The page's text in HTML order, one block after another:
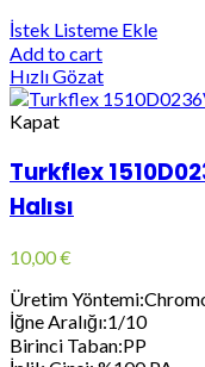
İstek Listeme Ekle
Add to cart
Hızlı Gözat
Kapat
Turkflex
Halısı
10,00€
Üretim
İğne Aralığı:1/10
Birinci Taban:PP